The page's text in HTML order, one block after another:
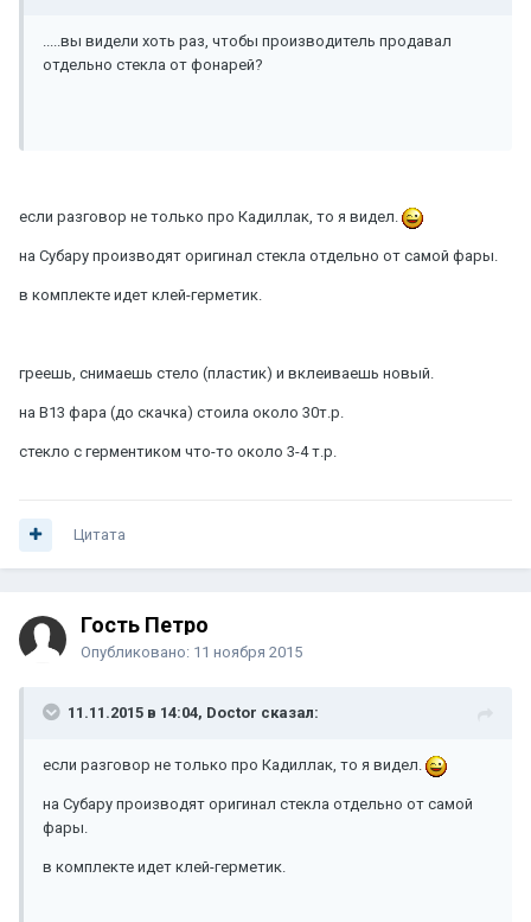
.....вы видели хоть раз, чтобы производитель продавал
отдельно стекла от фонарей?
если разговор не только про Кадиллак, то я видел.
на Субару производят оригинал стекла отдельно от самой фары.
в комплекте идет клей-герметик.
греешь, снимаешь стело (пластик) и вклеиваешь новый.
на В13 фара (до скачка) стоила около 30т.р.
стекло с герментиком что-то около 3-4 т.р.
Цитата
Гость Петро
Опубликовано: 11 ноября 2015
11.11.2015 в 14:04, Doctor сказал:
если разговор не только про Кадиллак, то я видел.
на Субару производят оригинал стекла отдельно от самой
фары.
в комплекте идет клей-герметик.